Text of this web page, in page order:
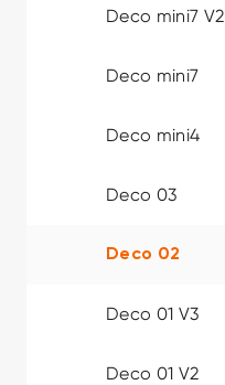
Deco mini7 V2
Deco mini7
Deco mini4
Deco 03
Deco 02
Deco 01 V3
Deco 01 V2